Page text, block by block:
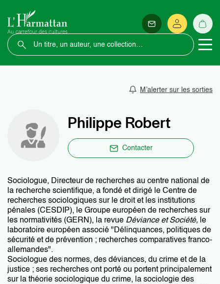
M’alerter sur les sorties
Philippe Robert
Contacter
Sociologue, Directeur de recherches au centre national de
la recherche scientifique, a fondé et dirigé le Centre de
recherches sociologiques sur le droit et les institutions
pénales (CESDIP), le Groupe européen de recherches sur
les normativités (GERN), la revue Déviance et Société, le
laboratoire européen associé "Délinquances, politiques de
sécurité et de prévention ; recherches comparatives franco-
allemandes".
Sociologue des normes, des déviances, du crime et de la
justice ; ses recherches ont porté ou portent principalement
sur la théorie sociologique du crime, la sociologie des